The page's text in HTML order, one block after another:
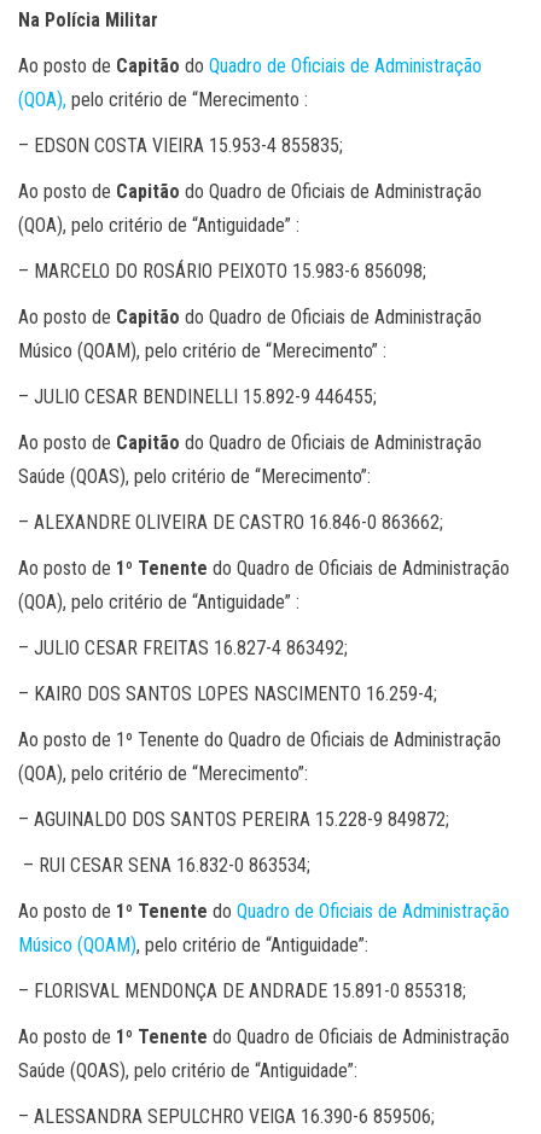
Na Polícia Militar
Ao posto de Capitão do Quadro de Oficiais de Administração
(QOA), pelo critério de “Merecimento :
– EDSON COSTA VIEIRA 15.953-4 855835;
Ao posto de Capitão do Quadro de Oficiais de Administração
(QOA), pelo critério de “Antiguidade” :
– MARCELO DO ROSÁRIO PEIXOTO 15.983-6 856098;
Ao posto de Capitão do Quadro de Oficiais de Administração
Músico (QOAM), pelo critério de “Merecimento” :
– JULIO CESAR BENDINELLI 15.892-9 446455;
Ao posto de Capitão do Quadro de Oficiais de Administração
Saúde (QOAS), pelo critério de “Merecimento”:
– ALEXANDRE OLIVEIRA DE CASTRO 16.846-0 863662;
Ao posto de 1º Tenente do Quadro de Oficiais de Administração
(QOA), pelo critério de “Antiguidade” :
– JULIO CESAR FREITAS 16.827-4 863492;
– KAIRO DOS SANTOS LOPES NASCIMENTO 16.259-4;
Ao posto de 1º Tenente do Quadro de Oficiais de Administração
(QOA), pelo critério de “Merecimento”:
– AGUINALDO DOS SANTOS PEREIRA 15.228-9 849872;
– RUI CESAR SENA 16.832-0 863534;
Ao posto de 1º Tenente do Quadro de Oficiais de Administração
Músico (QOAM), pelo critério de “Antiguidade”:
– FLORISVAL MENDONÇA DE ANDRADE 15.891-0 855318;
Ao posto de 1º Tenente do Quadro de Oficiais de Administração
Saúde (QOAS), pelo critério de “Antiguidade”:
– ALESSANDRA SEPULCHRO VEIGA 16.390-6 859506;